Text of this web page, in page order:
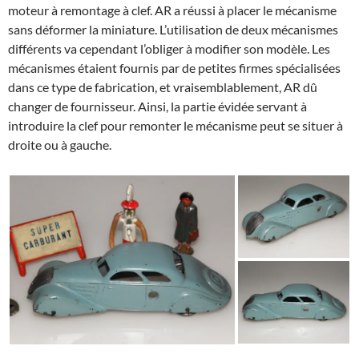
moteur à remontage à clef. AR a réussi à placer le mécanisme
sans déformer la miniature. L’utilisation de deux mécanismes
différents va cependant l’obliger à modifier son modèle. Les
mécanismes étaient fournis par de petites firmes spécialisées
dans ce type de fabrication, et vraisemblablement, AR dû
changer de fournisseur. Ainsi, la partie évidée servant à
introduire la clef pour remonter le mécanisme peut se situer à
droite ou à gauche.